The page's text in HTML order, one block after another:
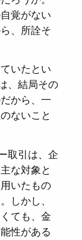
覚がない
、所詮そ
いたとい
、結局その
から、一
ないこと
取引は、企
な対象と
いたもの
しかし、
ても、金
性がある